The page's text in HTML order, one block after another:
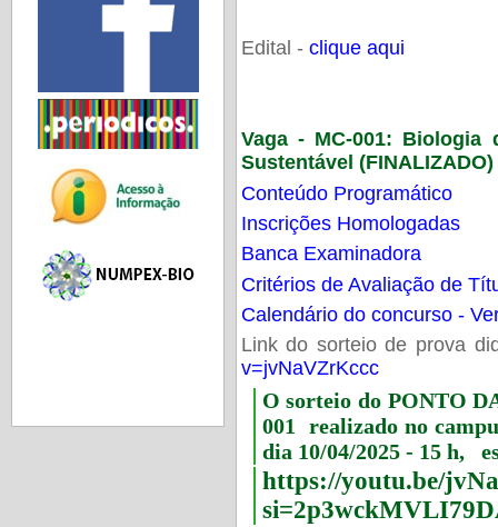
Edital - clique aqui
Vaga - MC-001: Biologia
Sustentável (FINALIZADO)
Conteúdo Programático
Inscrições Homologadas
Banca Examinadora
Critérios de Avaliação de
Calendário do concurso -
Link do sorteio de prova
v=jvNaVZrKccc
O sorteio do PONTO
001 realizado no
dia 10/04/2025 - 15 h,
https://youtu.be/